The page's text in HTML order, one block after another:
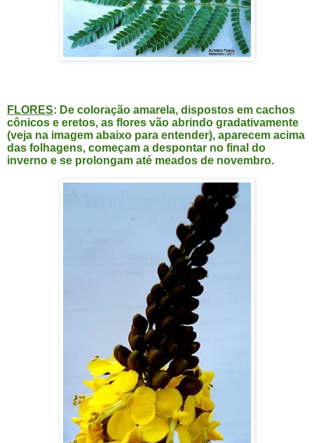
FLORES: De coloração amarela, dispostos em cachos
cônicos e eretos, as flores vão abrindo gradativamente
(veja na imagem abaixo para entender), aparecem acima
das folhagens, começam a despontar no final do
inverno e se prolongam até meados de novembro.